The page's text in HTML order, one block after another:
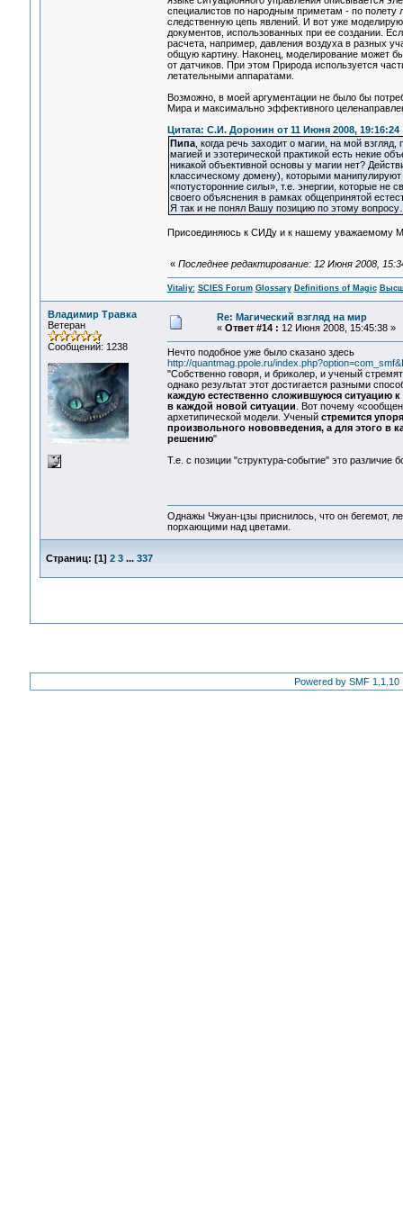
специалистов по народным приметам - по полету
следственную цепь явлений. И вот уже
документов, использованных при ее создании.
расчета, например, давления воздуха в разных
общую картину. Наконец, моделирование может
от датчиков. При этом Природа используется
летательными аппаратами.
Возможно, в моей аргументации не было бы
Мира и максимально эффективного
Цитата: С.И. Доронин от 11 Июня 2008, 19:16:24
Пипа, когда речь заходит о магии, на мой
магией и эзотерической практикой есть некие
никакой объективной основы у магии нет?
классическому домену), которыми манипулируют
«потусторонние силы», т.е. энергии, которые не
своего объяснения в рамках общепринятой
Я так и не понял Вашу позицию по этому
Присоединяюсь к СИДу и к нашему уважаемому
« Последнее редактирование: 12 Июня 2008,
Vitaliy: SCIES Forum Glossary Definitions of Magic
Владимир Травка
Ветеран
Сообщений: 1238
Re: Магический взгляд на мир
« Ответ #14 : 12 Июня 2008, 15:45:38 »
Нечто подобное уже было сказано здесь
http://quantmag.ppole.ru/
"Собственно говоря, и бриколер, и ученый
однако результат этот достигается разными
каждую естественно сложившуюся ситуацию
в каждой новой ситуации . Вот почему
архетипической модели. Ученый стремится
произвольного нововведения, а для этого в
решению"
Т.е. с позиции "структура-событие" это различие
Однажы Чжуан-цзы приснилось, что он бегемот,
порхающими над цветами.
Страниц: [1] 2 3 ... 337
Powered by SMF 1.1.10